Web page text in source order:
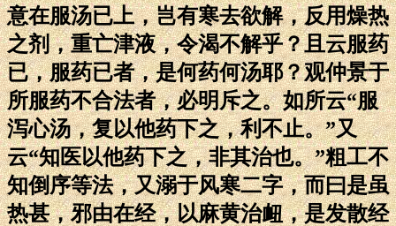
意在服汤已上，岂有寒去欲解，反用燥热
之剂，重亡津液，令渴不解乎？且云服药
已，服药已者，是何药何汤耶？观仲景于
所服药不合法者，必明斥之。如所云“服
泻心汤，复以他药下之，利不止。”又
云“知医以他药下之，非其治也。”粗工不
知倒序等法，又溺于风寒二字，而曰是虽
热甚，邪由在经，以麻黄治衄，是发散经